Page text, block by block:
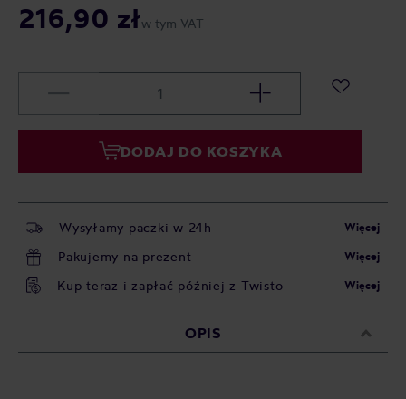
216,90 złw tym VAT
DODAJ DO KOSZYKA
Wysyłamy paczki w 24h Więcej
Pakujemy na prezent Więcej
Kup teraz i zapłać później z Twisto Więcej
OPIS